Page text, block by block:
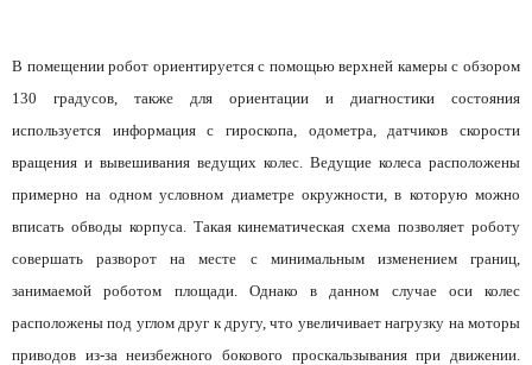
В помещении робот ориентируется с помощью верхней камеры с обзором
130 градусов, также для ориентации и диагностики состояния
используется информация с гироскопа, одометра, датчиков скорости
вращения и вывешивания ведущих колес. Ведущие колеса расположены
примерно на одном условном диаметре окружности, в которую можно
вписать обводы корпуса. Такая кинематическая схема позволяет роботу
совершать разворот на месте с минимальным изменением границ,
занимаемой роботом площади. Однако в данном случае оси колес
расположены под углом друг к другу, что увеличивает нагрузку на моторы
приводов из-за неизбежного бокового проскальзывания при движении.